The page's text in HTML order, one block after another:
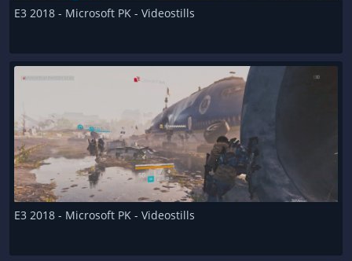
E3 2018 - Microsoft PK - Videostills
E3 2018 - Microsoft PK - Videostills